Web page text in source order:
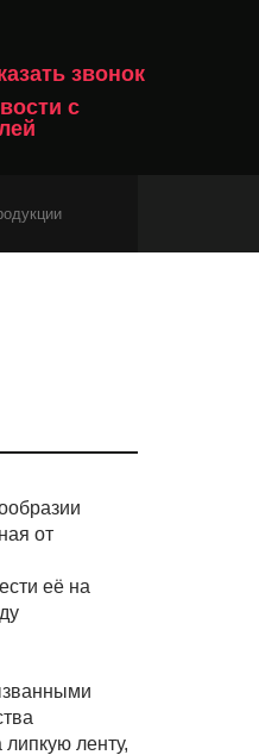
звонок
с
от
её на
ленту,